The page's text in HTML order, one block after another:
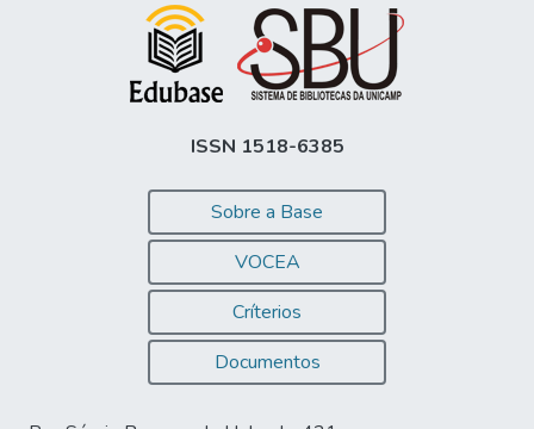
ISSN 1518-6385
Sobre a Base
VOCEA
Críterios
Documentos